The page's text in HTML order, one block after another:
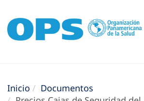
Inicio
Documentos